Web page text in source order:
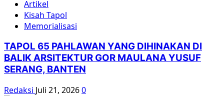
Artikel
Kisah Tapol
Memorialisasi
TAPOL 65 PAHLAWAN YANG DIHINAKAN DI
BALIK ARSITEKTUR GOR MAULANA YUSUF
SERANG, BANTEN
Redaksi Juli 21, 20260